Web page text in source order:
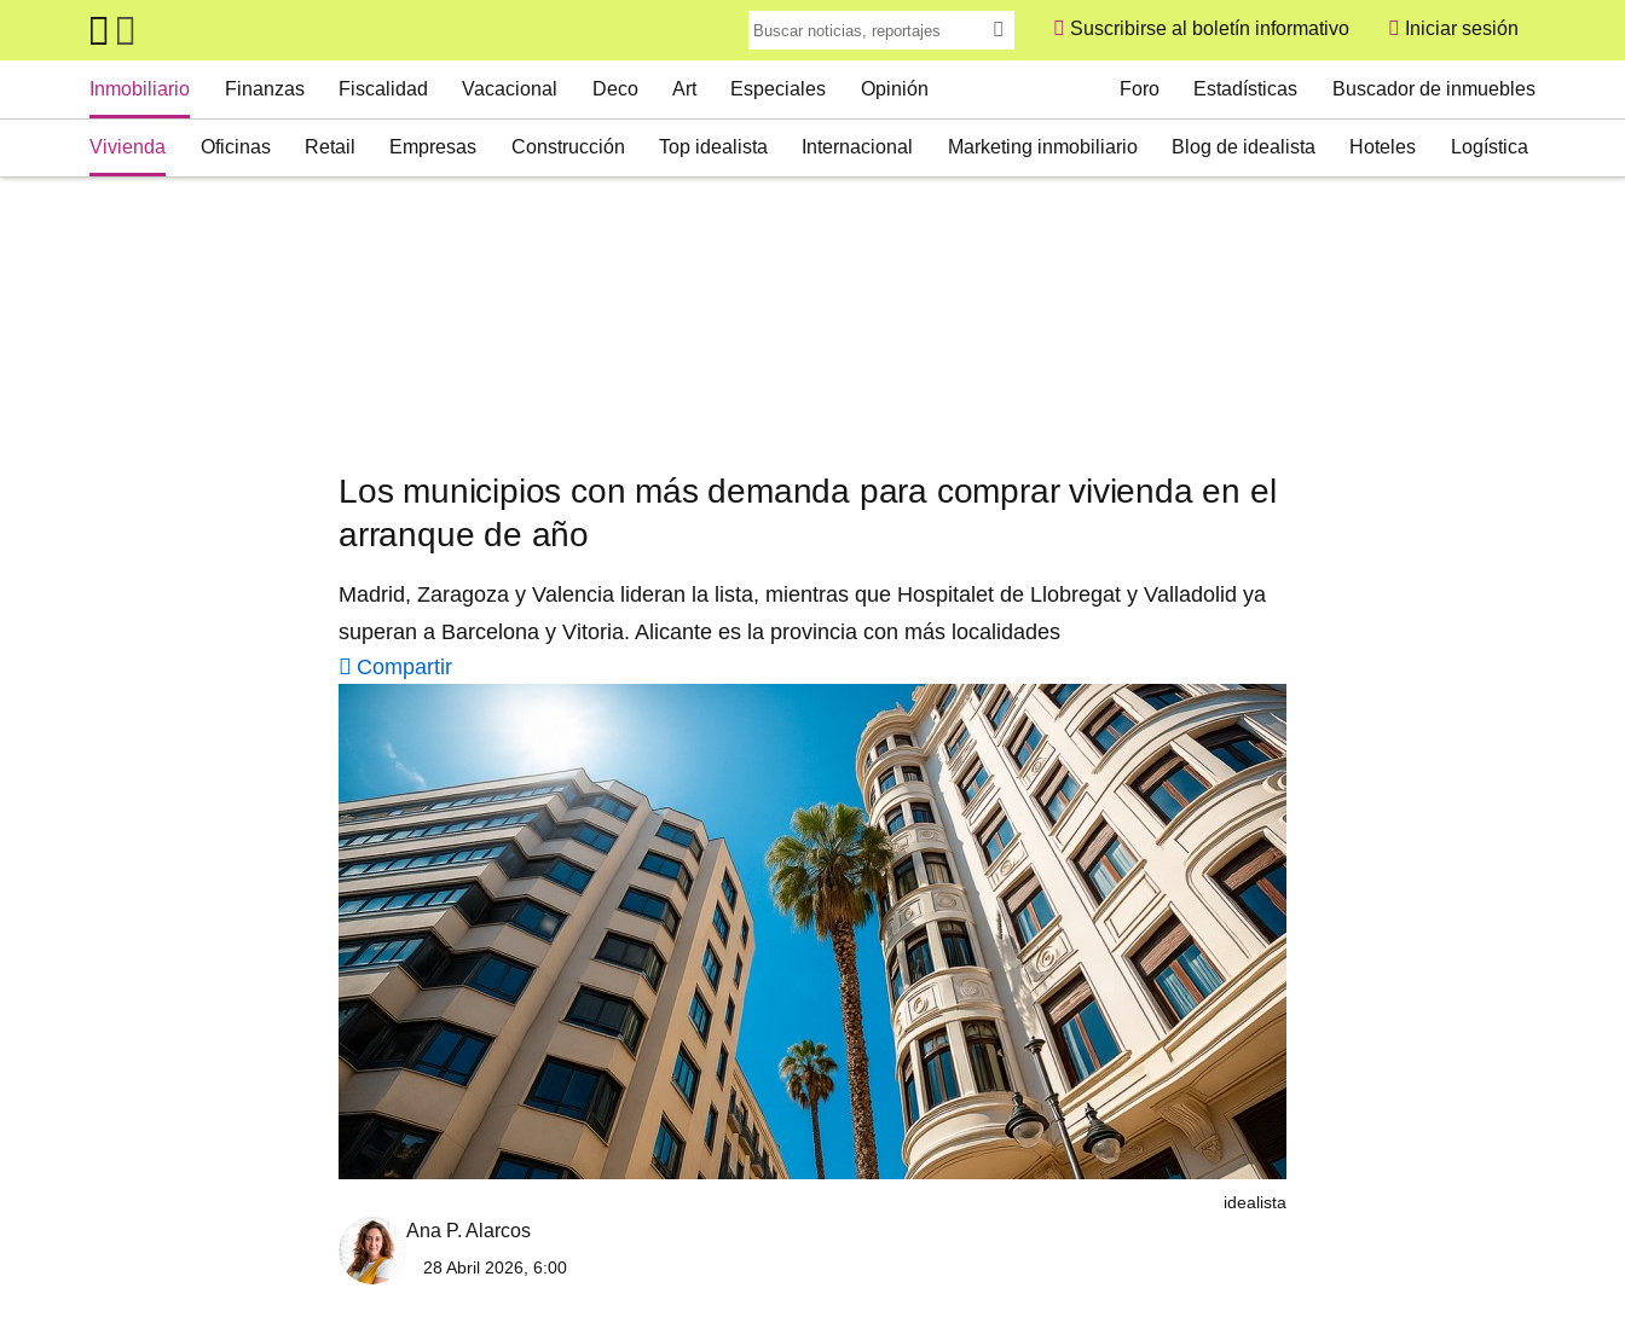
Skip to main content
Suscribirse al boletín informativo
User
Iniciar sesión
Inmobiliario
Vivienda Oficinas Retail Empresas Construcción Top idealista Internacional Marketing inmobiliario Blog de idealista Hoteles Logística
Finanzas Fiscalidad Vacacional Deco Art Especiales Opinión Foro Estadísticas Buscador de inmuebles
Los municipios con más demanda para comprar vivienda en el
arranque de año
Madrid, Zaragoza y Valencia lideran la lista, mientras que Hospitalet de Llobregat y Valladolid ya
superan a Barcelona y Vitoria. Alicante es la provincia con más localidades
Compartir
idealista
Ana P. Alarcos
28 Abril 2026, 6:00